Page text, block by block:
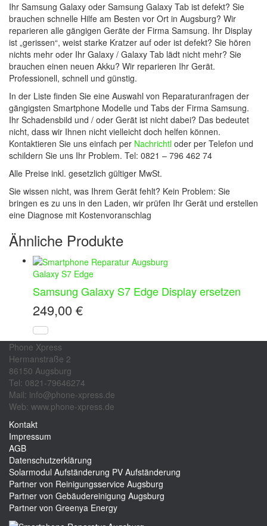
Ihr Samsung Galaxy oder Samsung Galaxy Tab ist defekt? Sie
brauchen schnelle Hilfe am Besten vor Ort in Augsburg? Wir
reparieren alle gängigen Geräte der Firma Samsung. Ihr Display
ist „gerissen“, weist starke Kratzer auf oder ist defekt? Sie hören
nichts mehr oder Ihr Galaxy / Galaxy Tab lädt nicht mehr? Sie
brauchen einen neuen Akku? Wir reparieren Ihr Gerät.
Professionell, schnell und günstig.
In der Liste finden Sie eine Auswahl von Reparaturanfragen der
gängigsten Smartphone Modelle und Tabs der Firma Samsung.
Ihr Schadensbild und / oder Gerät ist nicht dabei? Das bedeutet
nicht, dass wir Ihnen nicht vielleicht doch helfen können.
Kontaktieren Sie uns einfach per Nachrichtl oder per Telefon und
schildern Sie uns Ihr Problem. Tel: 0821 – 796 462 74
Alle Preise inkl. gesetzlich gültiger MwSt.
Sie wissen nicht, was Ihrem Gerät fehlt? Kein Problem: Sie
bringen es zu uns in den Laden, wir prüfen Ihr Gerät und erstellen
eine Diagnose mit Kostenvoranschlag
Ähnliche Produkte
Galaxy S7 Edge
Samsung Galaxy S7 Edge Display ersetzen
249,00 €
Phone Xpress
Hermanstraße 2
86150 Augsburg
Tel: 0821-79646274
Mail: info@phone-xpress.de
Web: www.phone-xpress.de
Kontakt
Impressum
AGB
Datenschutzerklärung
Solarmodul Aufständerung PV Aufständerung
Partner von Reinigungsservice Augsburg
Partner von Gebäudereinigung Augsburg
Partner von Greenya Energy